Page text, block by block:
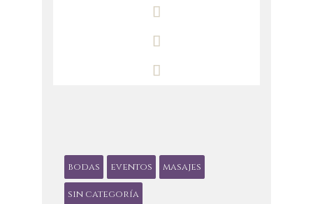



bodas eventos masajes
sin categoría